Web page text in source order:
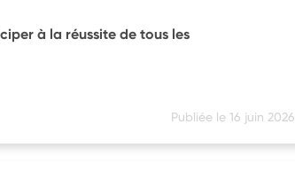
à la réussite de tous les
Publiée le 16 juin 2026